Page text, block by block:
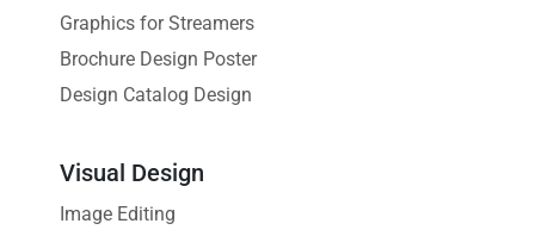
Graphics for Streamers
Brochure Design Poster
Design Catalog Design
Visual Design
Image Editing